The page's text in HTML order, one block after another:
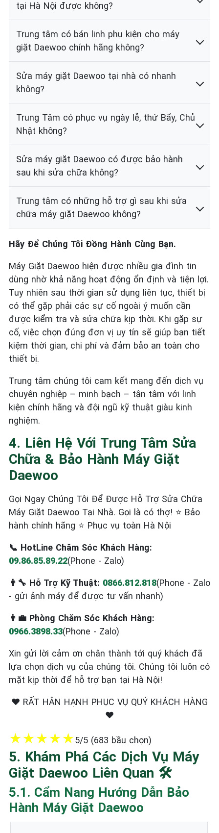
tại Hà Nội được không?
Trung tâm có bán linh phụ kiện cho máy
giặt Daewoo chính hãng không?
Sửa máy giặt Daewoo tại nhà có nhanh
không?
Trung Tâm có phục vụ ngày lễ, thứ Bẩy, Chủ
Nhật không?
Sửa máy giặt Daewoo có được bảo hành
sau khi sửa chữa không?
Trung tâm có những hỗ trợ gì sau khi sửa
chữa máy giặt Daewoo không?
Hãy Để Chúng Tôi Đồng Hành Cùng Bạn.
Máy Giặt Daewoo hiện được nhiều gia đình tin
dùng nhờ khả năng hoạt động ổn định và tiện lợi.
Tuy nhiên sau thời gian sử dụng liên tục, thiết bị
có thể gặp phải các sự cố ngoài ý muốn cần
được kiểm tra và sửa chữa kịp thời. Khi gặp sự
cố, việc chọn đúng đơn vị uy tín sẽ giúp bạn tiết
kiệm thời gian, chi phí và đảm bảo an toàn cho
thiết bị.
Trung tâm chúng tôi cam kết mang đến dịch vụ
chuyên nghiệp – minh bạch – tận tâm với linh
kiện chính hãng và đội ngũ kỹ thuật giàu kinh
nghiệm.
4. Liên Hệ Với Trung Tâm Sửa
Chữa & Bảo Hành Máy Giặt
Daewoo
Gọi Ngay Chúng Tôi Để Được Hỗ Trợ Sửa Chữa
Máy Giặt Daewoo Tại Nhà. Gọi là có thợ! ⭐ Bảo
hành chính hãng ⭐ Phục vụ toàn Hà Nội
📞 HotLine Chăm Sóc Khách Hàng:
09.86.85.89.22(Phone - Zalo)
👨‍🔧 Hỗ Trợ Kỹ Thuật: 0866.812.818(Phone - Zalo
- gửi ảnh máy để được tư vấn nhanh)
👨‍💼 Phòng Chăm Sóc Khách Hàng:
0966.3898.33(Phone - Zalo)
Xin gửi lời cảm ơn chân thành tới quý khách đã
lựa chọn dịch vụ của chúng tôi. Chúng tôi luôn có
mặt kịp thời để hỗ trợ bạn tại Hà Nội!
❤️ RẤT HÂN HẠNH PHỤC VỤ QUÝ KHÁCH HÀNG
❤️
★★★★★5/5 (683 bầu chọn)
5. Khám Phá Các Dịch Vụ Máy
Giặt Daewoo Liên Quan 🛠️
5.1. Cẩm Nang Hướng Dẫn Bảo
Hành Máy Giặt Daewoo